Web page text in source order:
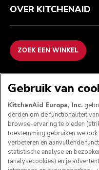
OVER KITCHENAID
ZOEK EEN WINKEL
Gebruik van
KitchenAid Europa, Inc.
derden om de functionaliteit
browse-ervaring te bieden
toestemming gebruiken we
verbeteren en aanvullende
statistische analyse en
(analysecookies) en je